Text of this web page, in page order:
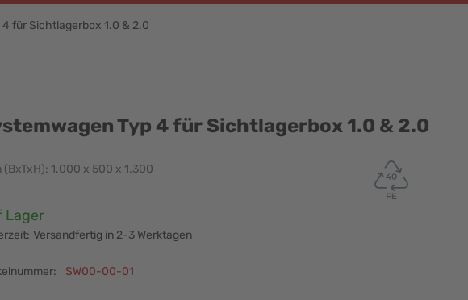
für Sichtlagerbox 1.0 & 2.0
1.0 & 2.0
Typ 4 für Sichtlagerbox 1.0 & 2.0
(BxTxH): 1.000 x 500 x 1.300
Lager
Versandfertig in 2-3 Werktagen
SW00-00-01